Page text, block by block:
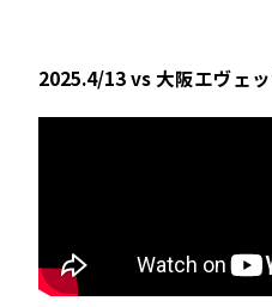
2025.4/13 vs 大阪エヴェッ